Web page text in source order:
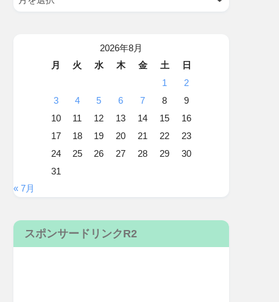
2026年8月
月
火 水 木 金 土
日
1
2
3
4 5 6 7 8
9
10
11 12 13 14 15
16
17
18 19 20 21 22
23
24
25 26 27 28 29
30
31
« 7月
スポンサードリンクR2